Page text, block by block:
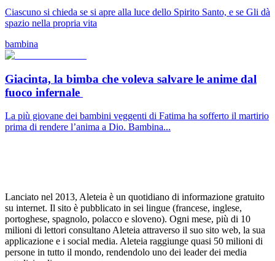
Ciascuno si chieda se si apre alla luce dello Spirito Santo, e se Gli dà
spazio nella propria vita
bambina
Giacinta, la bimba che voleva salvare le anime dal
fuoco infernale
La più giovane dei bambini veggenti di Fatima ha sofferto il martirio
prima di rendere l’anima a Dio. Bambina...
Lanciato nel 2013, Aleteia è un quotidiano di informazione gratuito
su internet. Il sito è pubblicato in sei lingue (francese, inglese,
portoghese, spagnolo, polacco e sloveno). Ogni mese, più di 10
milioni di lettori consultano Aleteia attraverso il suo sito web, la sua
applicazione e i social media. Aleteia raggiunge quasi 50 milioni di
persone in tutto il mondo, rendendolo uno dei leader dei media